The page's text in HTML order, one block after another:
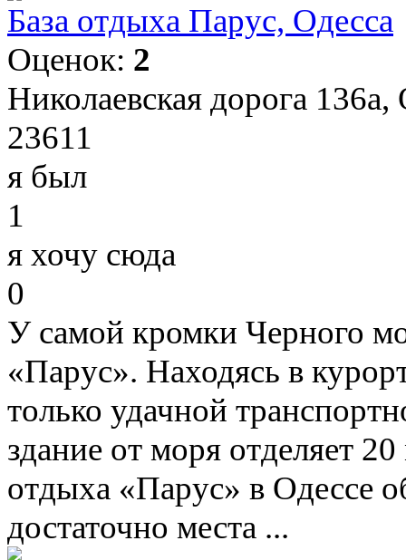
База отдыха Парус, Одесса
Оценок: 2
Николаевская дорога
23611
я был
1
я хочу сюда
0
У самой кромки Черного
«Парус». Находясь в
только удачной
здание от моря отделяет
отдыха «Парус» в Одессе
достаточно места ...